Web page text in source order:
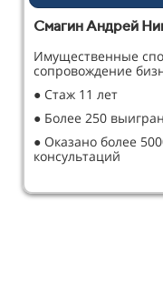
Смагин Андрей
Имущественные
сопровождение
● Стаж 11 лет
● Более 250
● Оказано более
консультаций